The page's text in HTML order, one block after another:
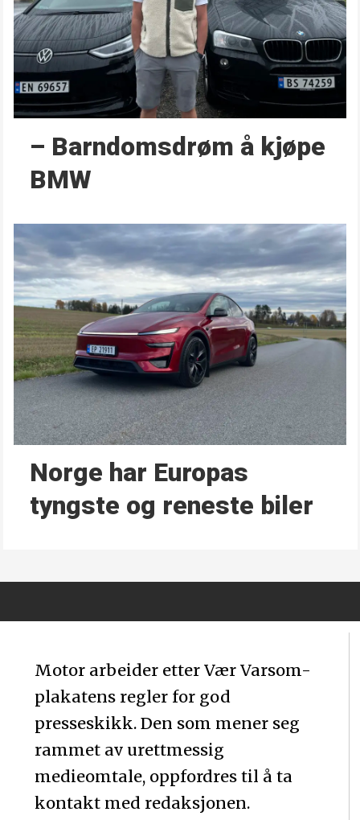
– Barndoms­drøm å kjøpe
BMW
Norge har Europas
tyngste og reneste biler
Motor arbeider etter Vær Varsom-
plakatens regler for god
presseskikk. Den som mener seg
rammet av urettmessig
medieomtale, oppfordres til å ta
kontakt med redaksjonen.